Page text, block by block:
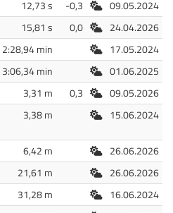
12,73 s -0,3 Freiluft
09.05.2024
15,81 s 0,0 Freiluft
24.04.2026
2:28,94 min Freiluft
17.05.2024
3:06,34 min Freiluft
01.06.2025
3,31 m 0,3 Freiluft
09.05.2026
3,38 m Freiluft
15.06.2024
6,42 m Freiluft
26.06.2026
21,61 m Freiluft
26.06.2026
31,28 m Freiluft
16.06.2024